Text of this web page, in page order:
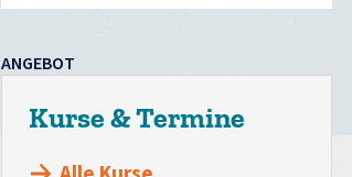
ANGEBOT
Kurse & Termine